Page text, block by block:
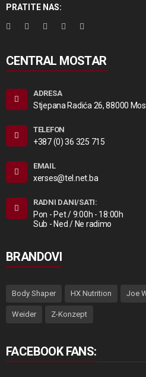
PRATITE NAS:
CENTRAL MOSTAR
ADRESA
Stjepana Radića 26, 88000
TELEFON
+387 (0) 36 325 715
EMAIL
xerses@tel.net.ba
RADNI DANI/SATI:
Pon - Pet / 9:00h - 18:00h
Sub - Ned / Ne radimo
BRANDOVI
Body Shaper HX Nutrition Joe
Weider Z-Konzept
FACEBOOK FANS: